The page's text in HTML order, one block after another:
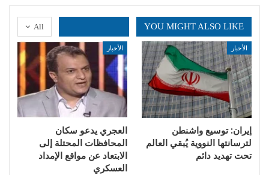
All YOU MIGHT ALSO LIKE
الأخبار
إيران: توسيع واشنطن
لترسانتها النووية يُبقي العالم
تحت تهديد دائم
الأخبار
العجري يدعو سكان
المحافظات المحتلة إلى
الابتعاد عن مواقع الإمداد
العسكري